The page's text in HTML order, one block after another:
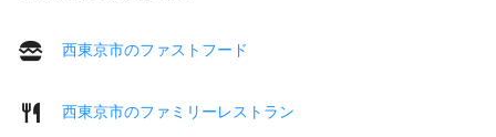
西東京市のファストフード
西東京市のファミリーレストラン